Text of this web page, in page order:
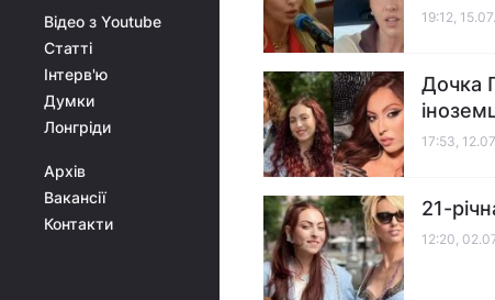
Відео з Youtube
Статті
Інтерв'ю
Думки
Лонгріди
Архів
Вакансії
Контакти
19:12,
Дочка
17:53,
21-
12:20,